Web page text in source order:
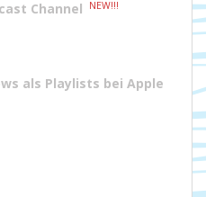
Channel NEW!!!
als Playlists bei Apple